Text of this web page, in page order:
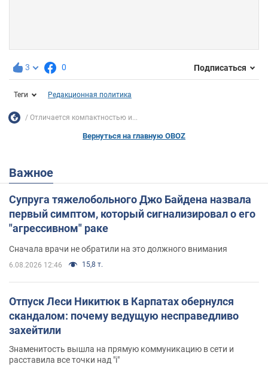
3 0 Подписаться
Теги Редакционная политика
Отличается компактностью и...
Вернуться на главную OBOZ
Важное
Супруга тяжелобольного Джо Байдена назвала
первый симптом, который сигнализировал о его
"агрессивном" раке
Сначала врачи не обратили на это должного внимания
6.08.2026 12:46 15,8 т.
Отпуск Леси Никитюк в Карпатах обернулся
скандалом: почему ведущую несправедливо
захейтили
Знаменитость вышла на прямую коммуникацию в сети и
расставила все точки над "i"